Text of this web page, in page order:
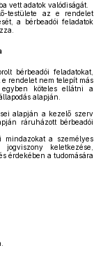
vett adatok valódiságát.
testülete az e rendelet
a bérbeadói feladatok
bérbeadói feladatokat,
rendelet nem telepít más
köteles ellátni a
alapján.
alapján a kezelő szerv
ráruházott bérbeadói
a személyes
keletkezése,
érdekében a tudomására